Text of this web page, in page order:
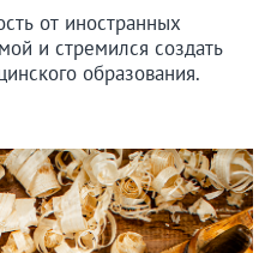
от иностранных
и стремился создать
образования.